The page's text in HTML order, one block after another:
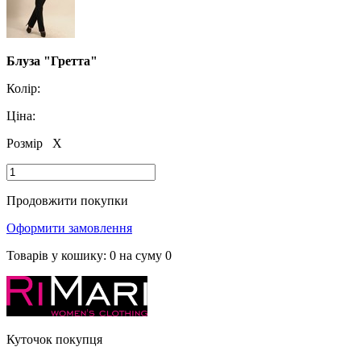
Блуза "Гретта"
Колір:
Ціна:
Розмір
X
Продовжити покупки
Оформити замовлення
Товарів у кошику: 0 на суму 0
Куточок покупця